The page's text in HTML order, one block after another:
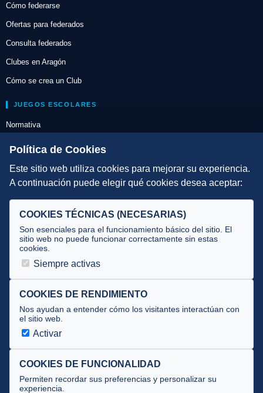
Cómo federarse
Ofertas para federados
Consulta federados
Clubes en Aragón
Cómo se crea un Club
JUEGOS ESCOLARES
Normativa
Escuelas de Triatlón
DIRECCIÓN TÉCNICA
Selecciones
Tecnificación
JUECES Y OFICIALES
Documentos
Cursos
Circulares oficiales
Convocatorias y Equipaciones
Política de Cookies
Este sitio web utiliza cookies para mejorar su experiencia.
A continuación puede elegir qué cookies desea aceptar:
COOKIES TÉCNICAS (NECESARIAS)
Son esenciales para el funcionamiento básico del sitio. El
sitio web no puede funcionar correctamente sin estas
cookies.
Siempre activas
COOKIES DE RENDIMIENTO
Nos ayudan a entender cómo los visitantes interactúan con
el sitio web.
Activar
COOKIES DE FUNCIONALIDAD
Permiten recordar sus preferencias y personalizar su
experiencia.